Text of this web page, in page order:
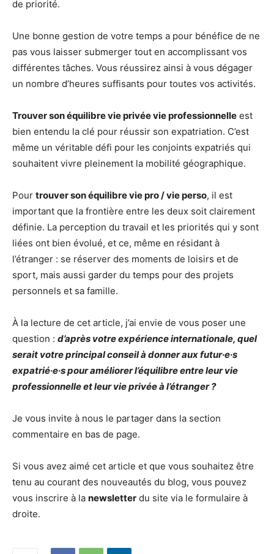
de priorité.
Une bonne gestion de votre temps a pour bénéfice de ne
pas vous laisser submerger tout en accomplissant vos
différentes tâches. Vous réussirez ainsi à vous dégager
un nombre d’heures suffisants pour toutes vos activités.
Trouver son équilibre vie privée vie professionnelle est
bien entendu la clé pour réussir son expatriation. C’est
même un véritable défi pour les conjoints expatriés qui
souhaitent vivre pleinement la mobilité géographique.
Pour trouver son équilibre vie pro / vie perso, il est
important que la frontière entre les deux soit clairement
définie. La perception du travail et les priorités qui y sont
liées ont bien évolué, et ce, même en résidant à
l’étranger : se réserver des moments de loisirs et de
sport, mais aussi garder du temps pour des projets
personnels et sa famille.
À la lecture de cet article, j’ai envie de vous poser une
question : d’après votre expérience internationale, quel
serait votre principal conseil à donner aux futur·e·s
expatrié·e·s pour améliorer l’équilibre entre leur vie
professionnelle et leur vie privée à l’étranger ?
Je vous invite à nous le partager dans la section
commentaire en bas de page.
Si vous avez aimé cet article et que vous souhaitez être
tenu au courant des nouveautés du blog, vous pouvez
vous inscrire à la newsletter du site via le formulaire à
droite.